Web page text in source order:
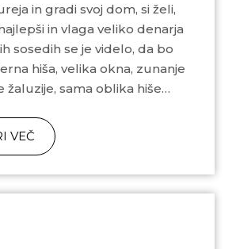
in vlaga veliko denarja
sosedih se je videlo, da bo
hiša, velika okna, zunanje
žaluzije, sama oblika hiše…
VEČ